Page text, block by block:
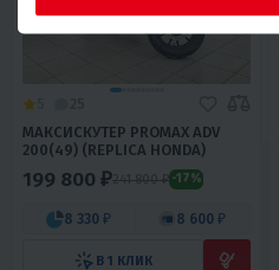
МАКСИСКУТЕР PROMAX ADV
200(49) (REPLICA HONDA)
199 800 ₽241 800 ₽ -17%
8 330 ₽ 8 600 ₽
В 1 КЛИК